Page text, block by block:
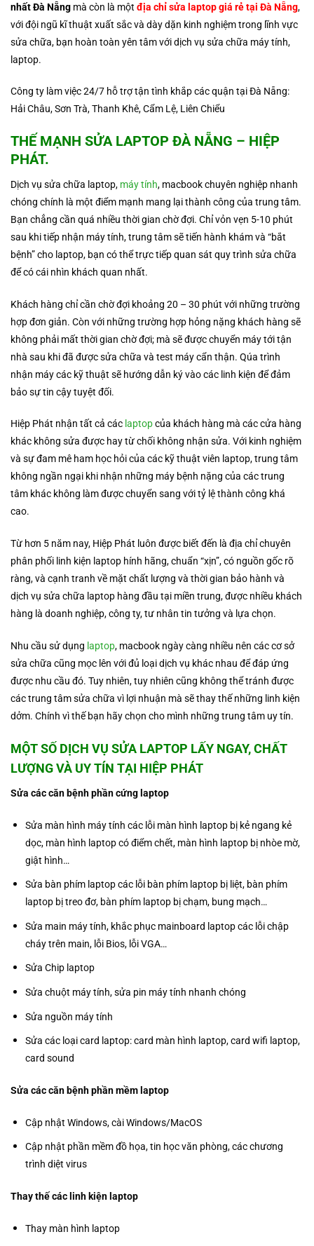
nhất Đà Nẵng mà còn là một địa chỉ sửa laptop giá rẻ tại Đà Nẵng,
với đội ngũ kĩ thuật xuất sắc và dày dặn kinh nghiệm trong lĩnh vực
sửa chữa, bạn hoàn toàn yên tâm với dịch vụ sửa chữa máy tính,
laptop.
Công ty làm việc 24/7 hỗ trợ tận tình khắp các quận tại Đà Nẵng:
Hải Châu, Sơn Trà, Thanh Khê, Cẩm Lệ, Liên Chiểu
THẾ MẠNH SỬA LAPTOP ĐÀ NẴNG – HIỆP
PHÁT.
Dịch vụ sửa chữa laptop, máy tính, macbook chuyên nghiệp nhanh
chóng chính là một điểm mạnh mang lại thành công của trung tâm.
Bạn chẳng cần quá nhiều thời gian chờ đợi. Chỉ vỏn vẹn 5-10 phút
sau khi tiếp nhận máy tính, trung tâm sẽ tiến hành khám và “bắt
bệnh” cho laptop, bạn có thể trực tiếp quan sát quy trình sửa chữa
để có cái nhìn khách quan nhất.
Khách hàng chỉ cần chờ đợi khoảng 20 – 30 phút với những trường
hợp đơn giản. Còn với những trường hợp hỏng nặng khách hàng sẽ
không phải mất thời gian chờ đợi; mà sẽ được chuyển máy tới tận
nhà sau khi đã được sửa chữa và test máy cẩn thận. Qúa trình
nhận máy các kỹ thuật sẽ hướng dẫn ký vào các linh kiện để đảm
bảo sự tin cậy tuyệt đối.
Hiệp Phát nhận tất cả các laptopcủa khách hàng mà các cửa hàng
khác không sửa được hay từ chối không nhận sửa. Với kinh nghiệm
và sự đam mê ham học hỏi của các kỹ thuật viên laptop, trung tâm
không ngần ngại khi nhận những máy bệnh nặng của các trung
tâm khác không làm được chuyển sang với tỷ lệ thành công khá
cao.
Từ hơn 5 năm nay, Hiệp Phát luôn được biết đến là địa chỉ chuyên
phân phối linh kiện laptop hính hãng, chuẩn “xịn”, có nguồn gốc rõ
ràng, và cạnh tranh về mặt chất lượng và thời gian bảo hành và
dịch vụ sửa chữa laptop hàng đầu tại miền trung, được nhiều khách
hàng là doanh nghiệp, công ty, tư nhân tin tưởng và lựa chọn.
Nhu cầu sử dụng laptop, macbook ngày càng nhiều nên các cơ sở
sửa chữa cũng mọc lên với đủ loại dịch vụ khác nhau để đáp ứng
được nhu cầu đó. Tuy nhiên, tuy nhiên cũng không thể tránh được
các trung tâm sửa chữa vì lợi nhuận mà sẽ thay thế những linh kiện
dởm. Chính vì thế bạn hãy chọn cho mình những trung tâm uy tín.
MỘT SỐ DỊCH VỤ SỬA LAPTOP LẤY NGAY, CHẤT
LƯỢNG VÀ UY TÍN TẠI HIỆP PHÁT
Sửa các căn bệnh phần cứng laptop
Sửa màn hình máy tính các lỗi màn hình laptop bị kẻ ngang kẻ
dọc, màn hình laptop có điểm chết, màn hình laptop bị nhòe mờ,
giật hình…
Sửa bàn phím laptop các lỗi bàn phím laptop bị liệt, bàn phím
laptop bị treo đơ, bàn phím laptop bị chạm, bung mạch…
Sửa main máy tính, khắc phục mainboard laptop các lỗi chập
cháy trên main, lỗi Bios, lỗi VGA…
Sửa Chip laptop
Sửa chuột máy tính, sửa pin máy tính nhanh chóng
Sửa nguồn máy tính
Sửa các loại card laptop: card màn hình laptop, card wifi laptop,
card sound
Sửa các căn bệnh phần mềm laptop
Cập nhật Windows, cài Windows/MacOS
Cập nhật phần mềm đồ họa, tin học văn phòng, các chương
trình diệt virus
Thay thế các linh kiện laptop
Thay màn hình laptop